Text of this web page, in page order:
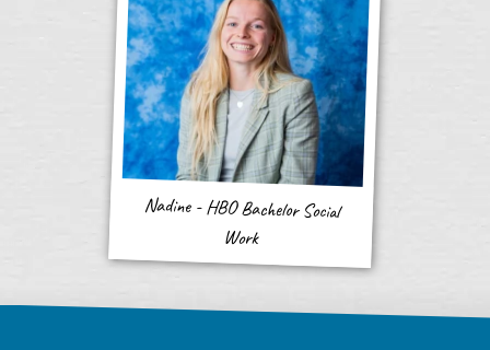
Nadine - HBO Bachelor Social
Work